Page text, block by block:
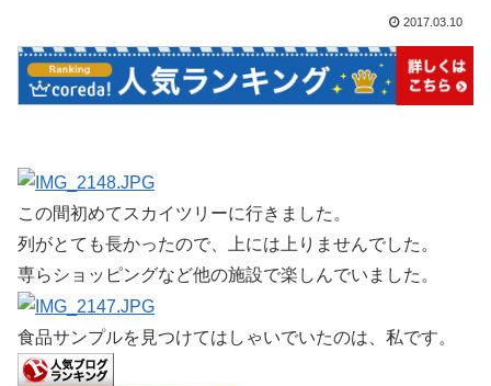
2017.03.10
この間初めてスカイツリーに行きました。
列がとても長かったので、上には上りませんでした。
専らショッピングなど他の施設で楽しんでいました。
食品サンプルを見つけてはしゃいでいたのは、私です。